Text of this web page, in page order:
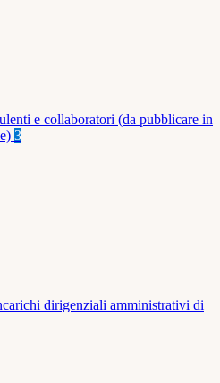
e collaboratori (da pubblicare in
3
dirigenziali amministrativi di